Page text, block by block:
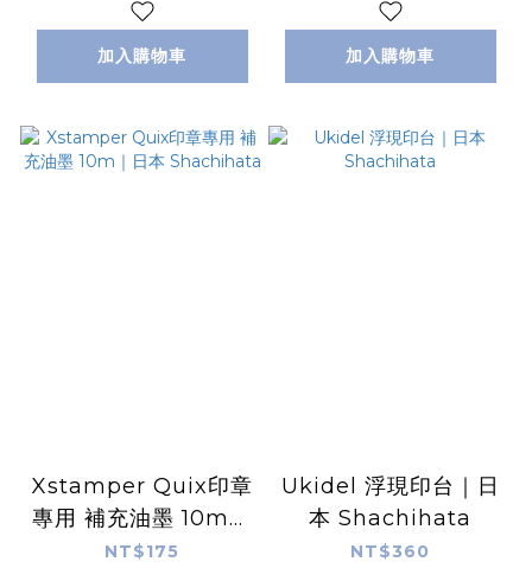
加入購物車 加入購物車
Xstamper Quix印章
專用 補充油墨 10m｜
日本 Shachihata
NT$175
Ukidel 浮現印台｜日
本 Shachihata
NT$360